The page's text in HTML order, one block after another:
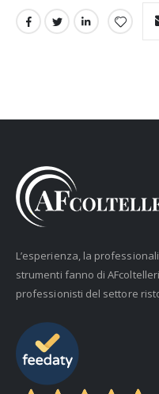
L’esperienza, la
strumenti fanno di
professionisti del settore